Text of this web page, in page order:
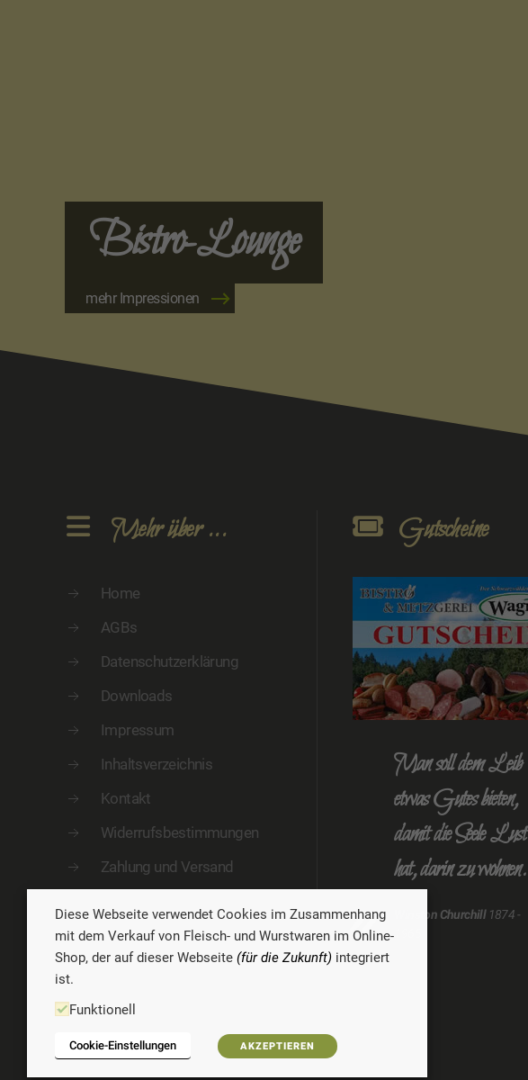
Bistro-Lounge
mehr Impressionen
Mehr über ...
Home
AGBs
Datenschutzerklärung
Downloads
Impressum
Inhaltsverzeichnis
Kontakt
Widerrufsbestimmungen
Zahlung und Versand
Gutscheine
Man soll dem Leib
etwas Gutes bieten,
damit die Seele Lust
hat, darin zu wohnen.
Winston Churchill1874 -
Diese Webseite verwendet Cookies im Zusammenhang
mit dem Verkauf von Fleisch- und Wurstwaren im Online-
Shop, der auf dieser Webseite (für die Zukunft) integriert
ist.
Funktionell
Cookie-Einstellungen AKZEPTIEREN